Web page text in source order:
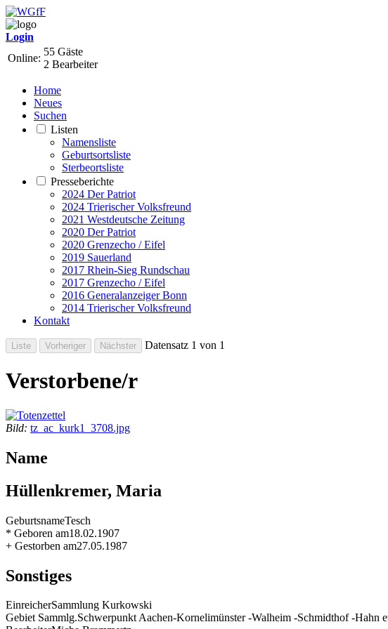
Login
Online:
55 Gäste
2 Bearbeiter
Home
Neues
Suchen
Listen
Namensliste
Geburtsortsliste
Sterbeortsliste
Presseberichte
2024 Der Patriot
2024 Trierischer Volksfreund
2021 Westdeutsche Zeitung
2020 Der Patriot
2020 Grenzecho / Eifel
2019 Sauerland
2017 Rhein-Sieg Rundschau
2017 Grenzecho / Eifel
2016 Generalanzeiger Bonn
2014 Trierischer Volksfreund
Kontakt
Datensatz 1 von 1
Verstorbene/r
Bild: tz_ac_kurk1_3708.jpg
Name
Hüllenkremer, Maria
GeburtsnameTesch
* Geboren am18.02.1907
+ Gestorben am27.05.1987
Sonstiges
EinreicherSammlung Kurkowski
Gebiet Sammlg.Schwerpunkt Aachen-Kornelimünster -Walheim -Schmidthof -Hahn